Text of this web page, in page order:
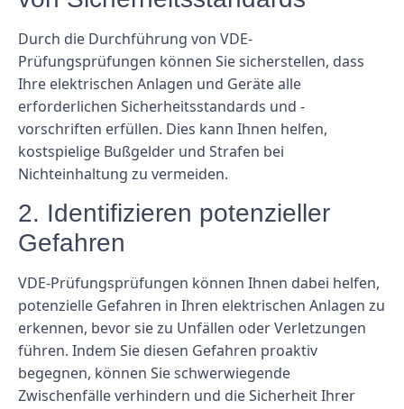
Durch die Durchführung von VDE-
Prüfungsprüfungen können Sie sicherstellen, dass
Ihre elektrischen Anlagen und Geräte alle
erforderlichen Sicherheitsstandards und -
vorschriften erfüllen. Dies kann Ihnen helfen,
kostspielige Bußgelder und Strafen bei
Nichteinhaltung zu vermeiden.
2. Identifizieren potenzieller
Gefahren
VDE-Prüfungsprüfungen können Ihnen dabei helfen,
potenzielle Gefahren in Ihren elektrischen Anlagen zu
erkennen, bevor sie zu Unfällen oder Verletzungen
führen. Indem Sie diesen Gefahren proaktiv
begegnen, können Sie schwerwiegende
Zwischenfälle verhindern und die Sicherheit Ihrer